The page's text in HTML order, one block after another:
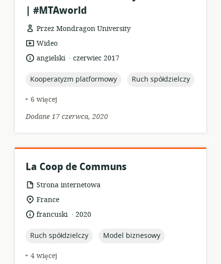
| #MTAworld
Przez Mondragon University
format
zasobów:
Wideo
język:angielski .
dataczerwiec 2017
topic:
Kooperatyzm platformowy topic:
Ruch spółdzielczy
+ 6 więcej
Dodane 17 czerwca, 2020
La Coop de Communs
format
zasobów:
Strona internetowa
istotna
lokalizacja:
France
język:francuski .
data2020
topic:
Ruch spółdzielczy topic:
Model biznesowy
+ 4 więcej